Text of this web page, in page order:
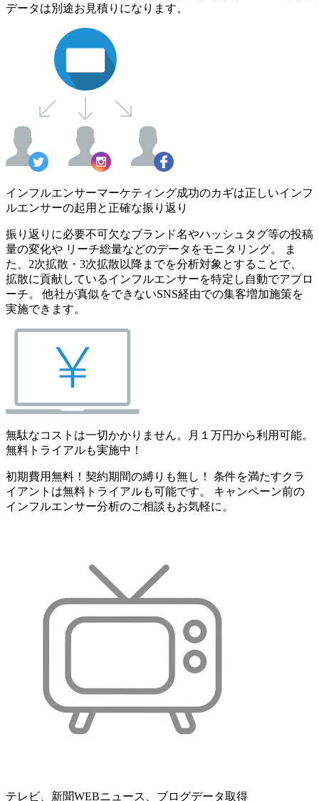
データは別途お見積りになります。
インフルエンサーマーケティング成功のカギは正しいインフ
ルエンサーの起用と正確な振り返り
振り返りに必要不可欠なブランド名やハッシュタグ等の投稿
量の変化や リーチ総量などのデータをモニタリング。 ま
た、2次拡散・3次拡散以降までを分析対象とすることで、
拡散に貢献しているインフルエンサーを特定し自動でアプロ
ーチ。 他社が真似をできないSNS経由での集客増加施策を
実施できます。
無駄なコストは一切かかりません。月１万円から利用可能。
無料トライアルも実施中！
初期費用無料！契約期間の縛りも無し！ 条件を満たすクラ
イアントは無料トライアルも可能です。 キャンペーン前の
インフルエンサー分析のご相談もお気軽に。
テレビ、新聞WEBニュース、ブログデータ取得